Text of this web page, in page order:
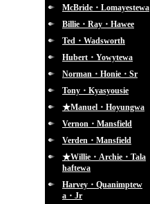
McBride・Lomayestewa
Billie・Ray・Hawee
Ted・Wadsworth
Hubert・Yowytewa
Norman・Honie・Sr
Tony・Kyasyousie
★Manuel・Hoyungwa
Vernon・Mansfield
Verden・Mansfield
★Willie・Archie・Tala
haftewa
Harvey・Quanimptew
a・Jr